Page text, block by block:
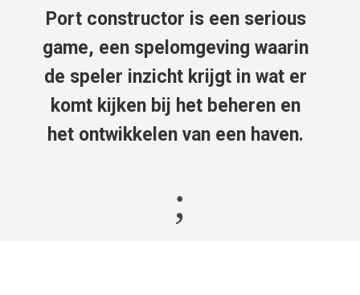
Port constructor is een serious
game, een spelomgeving waarin
de speler inzicht krijgt in wat er
komt kijken bij het beheren en
het ontwikkelen van een haven.
;